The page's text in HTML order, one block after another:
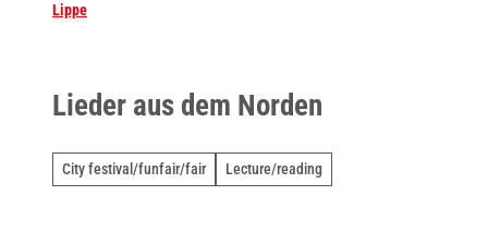
Lippe
Lieder aus dem Norden
City festival/funfair/fair Lecture/reading